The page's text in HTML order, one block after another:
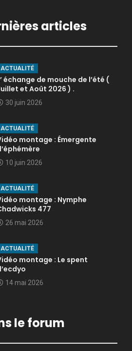
articles
ACTUALITÉ
échange de mouche de l’été (
et Août 2026 ) .
30 juin 2026
ACTUALITÉ
montage : Émergente
10 juin 2026
ACTUALITÉ
montage : Nymphe
477
26 mai 2026
ACTUALITÉ
montage : Le spent
14 mai 2026
le forum